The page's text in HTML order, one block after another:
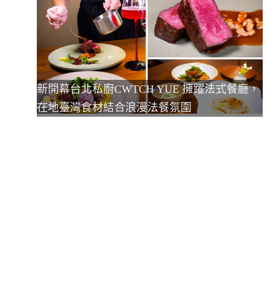
新開幕台北私廚CWTCH YUE 擁躍法式餐廳，
在地臺灣食材結合浪漫法餐氛圍